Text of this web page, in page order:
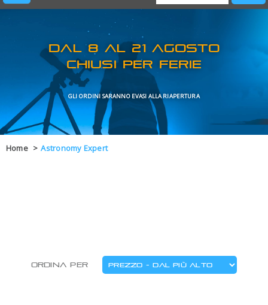
PRODOTTI
LEARN & FUN
MARCHI
OFFERTE
GLI ORDINI SARANNO EVASI
Home > Astronomy Expert
Ordina per